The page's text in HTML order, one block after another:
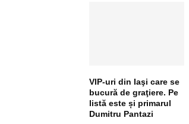
VIP-uri din Iaşi care se
bucură de graţiere. Pe
listă este și primarul
Dumitru Pantazi